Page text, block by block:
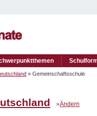
» Gemeinschaftsschule
»Ändern